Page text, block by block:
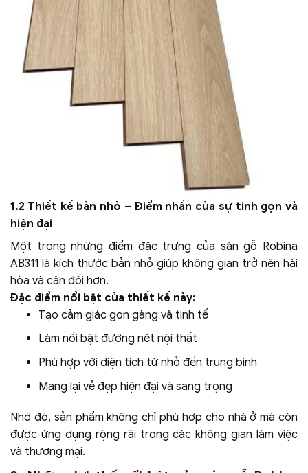
1.2 Thiết kế bản nhỏ – Điểm nhấn của sự tinh gọn và
hiện đại
Một trong những điểm đặc trưng của sàn gỗ Robina
AB311 là kích thước bản nhỏ giúp không gian trở nên hài
hòa và cân đối hơn.
Đặc điểm nổi bật của thiết kế này:
Tạo cảm giác gọn gàng và tinh tế
Làm nổi bật đường nét nội thất
Phù hợp với diện tích từ nhỏ đến trung bình
Mang lại vẻ đẹp hiện đại và sang trọng
Nhờ đó, sản phẩm không chỉ phù hợp cho nhà ở mà còn
được ứng dụng rộng rãi trong các không gian làm việc
và thương mại.